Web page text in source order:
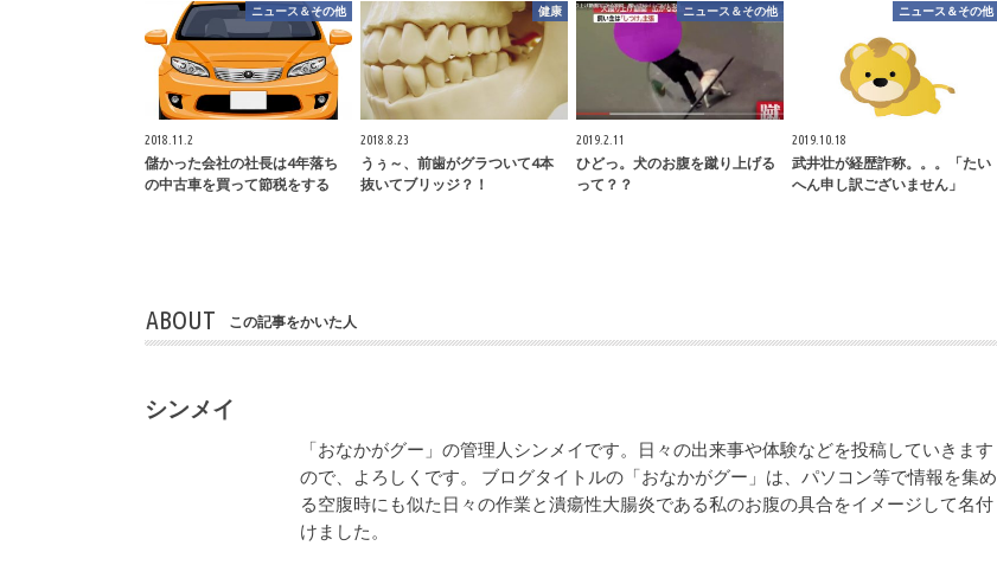
ニュース＆その他
2018.11.2
儲かった会社の社長は4年落ち
の中古車を買って節税をする
健康
2018.8.23
うぅ～、前歯がグラついて4本
抜いてブリッジ？！
ニュース＆その他
2019.2.11
ひどっ。犬のお腹を蹴り上げる
って？？
ニュース＆その他
2019.10.18
武井壮が経歴詐称。。。「たい
へん申し訳ございません」
ABOUT この記事をかいた人
シンメイ
「おなかがグー」の管理人シンメイです。日々の出来事や体験などを投稿していきます
ので、よろしくです。 ブログタイトルの「おなかがグー」は、パソコン等で情報を集め
る空腹時にも似た日々の作業と潰瘍性大腸炎である私のお腹の具合をイメージして名付
けました。